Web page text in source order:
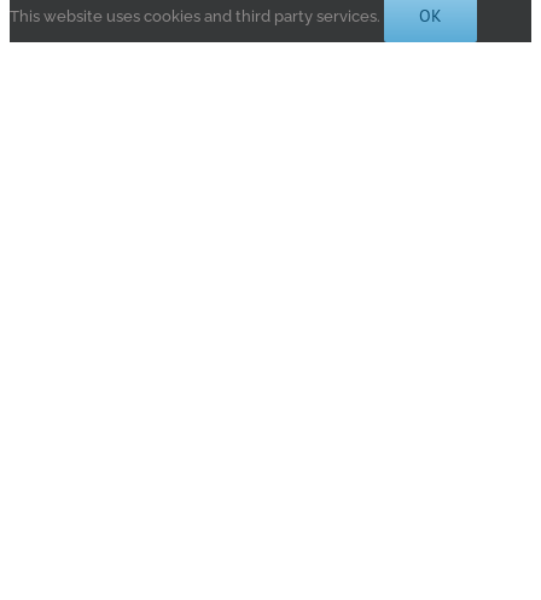
This website uses cookies and third party services. OK